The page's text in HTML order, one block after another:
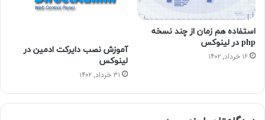
استفاده هم‌ زمان از چند نسخه
php در لینوکس
۱۶ خرداد, ۱۴۰۲
آموزش نصب دایرکت ادمین در
لینوکس
۳۱ خرداد, ۱۴۰۲